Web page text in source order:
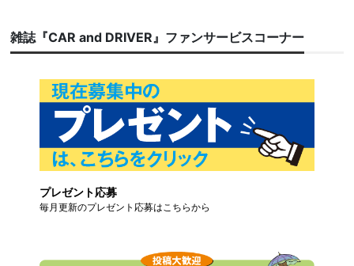
雑誌『CAR and DRIVER』ファンサービスコーナー
プレゼント応募
毎月更新のプレゼント応募はこちらから